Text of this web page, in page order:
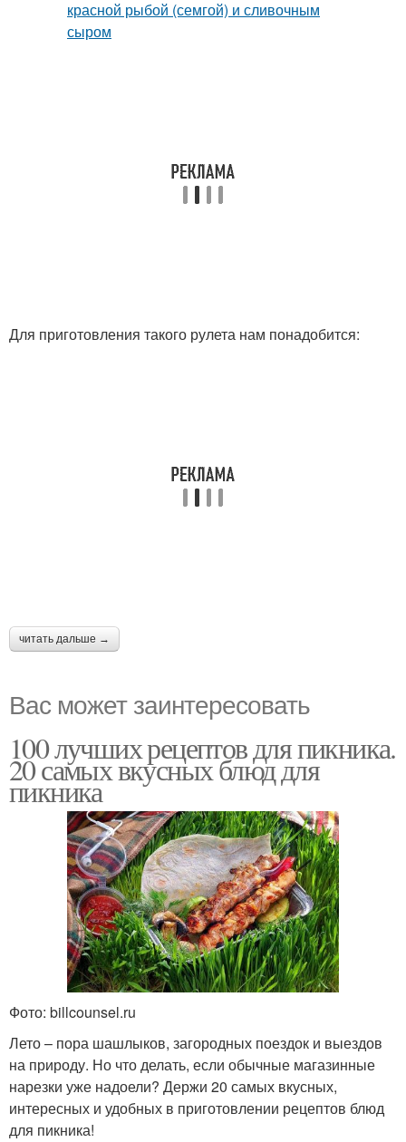
Для приготовления такого рулета нам понадобится:
читать дальше →
Вас может заинтересовать
100 лучших рецептов для пикника.
20 самых вкусных блюд для
пикника
Фото: billcounsel.ru
Лето – пора шашлыков, загородных поездок и выездов
на природу. Но что делать, если обычные магазинные
нарезки уже надоели? Держи 20 самых вкусных,
интересных и удобных в приготовлении рецептов блюд
для пикника!